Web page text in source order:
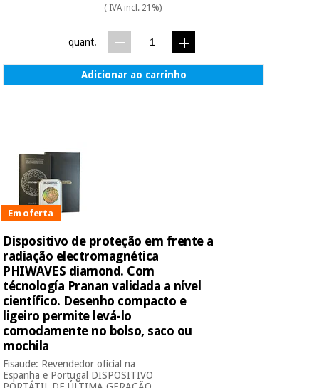
( IVA incl. 21%)
quant.
Adicionar ao carrinho
Em oferta
Dispositivo de proteção em frente a
radiação electromagnética
PHIWAVES diamond. Com
técnología Pranan validada a nível
científico. Desenho compacto e
ligeiro permite levá-lo
comodamente no bolso, saco ou
mochila
Fisaude: Revendedor oficial na
Espanha e Portugal DISPOSITIVO